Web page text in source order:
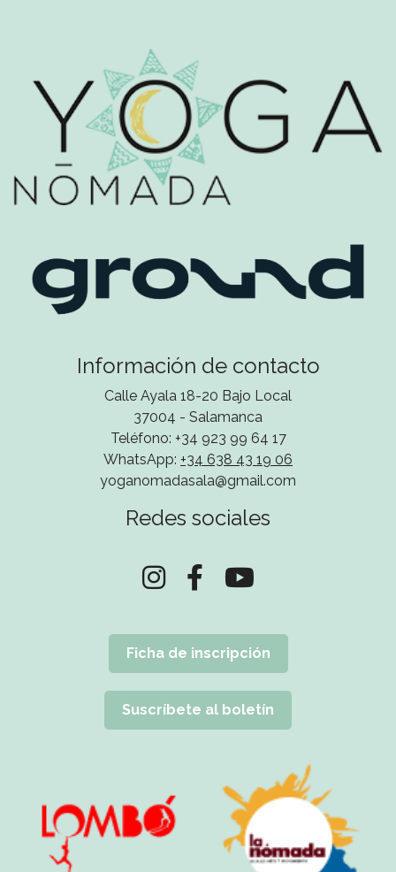
Información de contacto
Calle Ayala 18-20 Bajo Local
37004 - Salamanca
Teléfono: +34 923 99 64 17
WhatsApp: +34 638 43 19 06
yoganomadasala@gmail.com
Redes sociales
Ficha de inscripción
Suscríbete al boletín